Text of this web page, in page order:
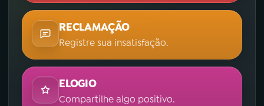
RECLAMAÇÃO
Registre sua insatisfação.
ELOGIO
Compartilhe algo positivo.